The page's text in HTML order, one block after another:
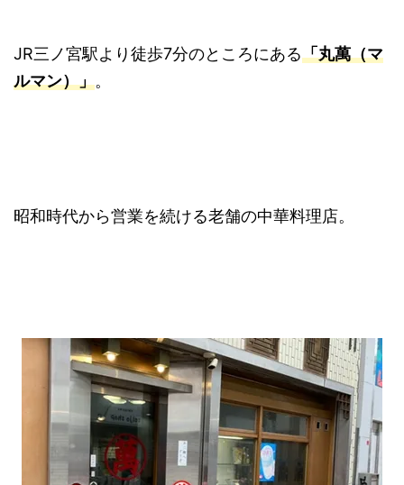
JR三ノ宮駅より徒歩7分のところにある「丸萬（マ
ルマン）」。
昭和時代から営業を続ける老舗の中華料理店。